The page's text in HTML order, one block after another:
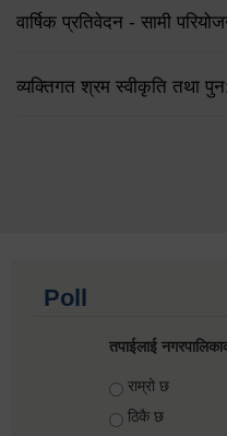
वार्षिक प्रतिवेदन - सामी
व्यक्तिगत श्रम स्वीकृति तथा
Poll
तपाईलाई
Choices
राम्रो छ
ठिकै छ